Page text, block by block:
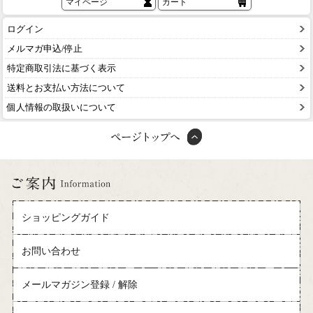
マイページ カート
ログイン
メルマガ申込/停止
特定商取引法に基づく表示
送料とお支払い方法について
個人情報の取扱いについて
ショッピングガイド
お問い合わせ
メールマガジン登録 / 解除